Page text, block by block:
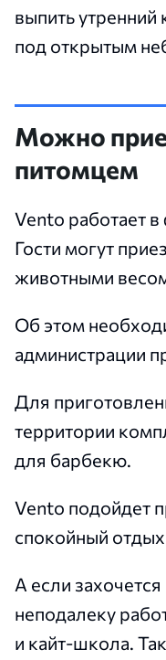
выпить
под открытым
Можно
питомцем
Vento работает
Гости могут
животными
Об этом
администрации
Для
территории
для барбекю.
Vento подойдет
спокойный
А если
неподалеку
и кайт-школа.